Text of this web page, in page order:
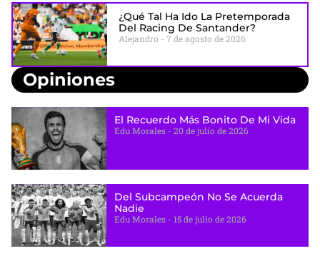
¿Qué Tal Ha Ido La Pretemporada
Del Racing De Santander?
Alejandro 7 de agosto de 2026
Opiniones
El Recuerdo Más Bonito De Mi Vida
Edu Morales 20 de julio de 2026
Del Subcampeón No Se Acuerda
Nadie
Edu Morales 15 de julio de 2026